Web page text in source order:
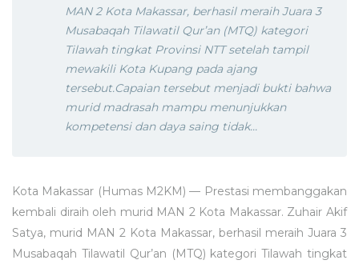
MAN 2 Kota Makassar, berhasil meraih Juara 3
Musabaqah Tilawatil Qur’an (MTQ) kategori
Tilawah tingkat Provinsi NTT setelah tampil
mewakili Kota Kupang pada ajang
tersebut.Capaian tersebut menjadi bukti bahwa
murid madrasah mampu menunjukkan
kompetensi dan daya saing tidak...
Kota Makassar (Humas M2KM) — Prestasi membanggakan
kembali diraih oleh murid MAN 2 Kota Makassar. Zuhair Akif
Satya, murid MAN 2 Kota Makassar, berhasil meraih Juara 3
Musabaqah Tilawatil Qur’an (MTQ) kategori Tilawah tingkat